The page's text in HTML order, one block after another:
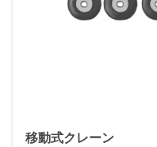
移動式クレーン